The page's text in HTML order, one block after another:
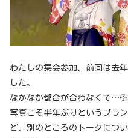
わたしの集会参加、前回は去
した。
なかなか都合が合わなくて…💦
写真こそ半年ぶりというブラ
ど、別のところのトークにつ